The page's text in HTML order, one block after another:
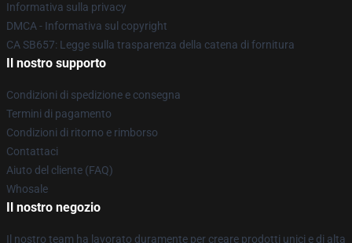
Informativa sulla privacy
DMCA - Informativa sul copyright
CA SB657: Legge sulla trasparenza della catena di fornitura
Il nostro supporto
Condizioni di spedizione e consegna
Termini di pagamento
Condizioni di ritorno e rimborso
Contattaci
Aiuto del cliente (FAQ)
Whosale
Il nostro negozio
Il nostro team ha lavorato duramente per creare prodotti unici e di alta